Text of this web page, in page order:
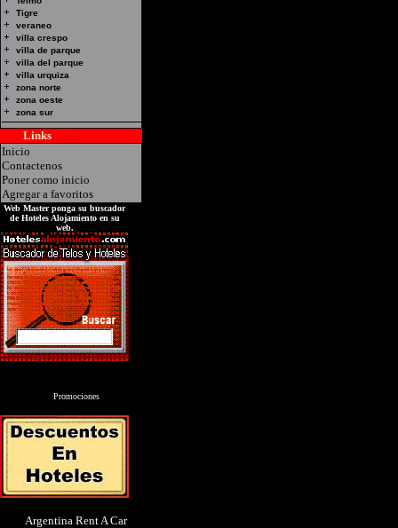
Tigre
veraneo
villa crespo
villa de parque
villa del parque
villa urquiza
zona norte
zona oeste
zona sur
Links
Inicio
Contactenos
Poner como inicio
Agregar a favoritos
Web Master ponga su buscador
de Hoteles Alojamiento en su
web.
Promociones
Argentina Rent A Car